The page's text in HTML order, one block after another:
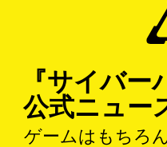
『サイバー
公式ニュー
ゲームはもちろ